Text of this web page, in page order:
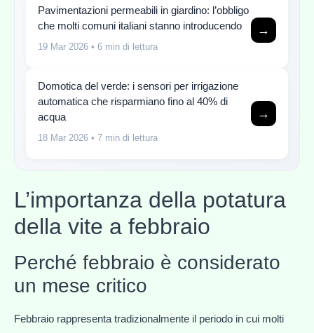
Pavimentazioni permeabili in giardino: l’obbligo
che molti comuni italiani stanno introducendo
19 Mar 2026 • 6 min di lettura
→
Domotica del verde: i sensori per irrigazione
automatica che risparmiano fino al 40% di
acqua
18 Mar 2026 • 7 min di lettura
→
L’importanza della potatura
della vite a febbraio
Perché febbraio è considerato
un mese critico
Febbraio rappresenta tradizionalmente il periodo in cui molti